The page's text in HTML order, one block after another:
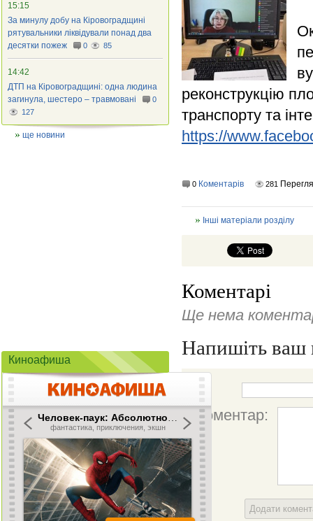
реконструкцію
транспорту та
https://
0 Коментарів 281
Інші матеріали розділу
Коментарі
Ще нема
Напишіть ваш
Коментар:
Додати
15:15
За минулу добу на Кіровоградщині
рятувальники ліквідували понад два
десятки пожеж
0 85
14:42
ДТП на Кіровоградщині: одна людина
загинула, шестеро – травмовані
0
127
ще новини
Киноафиша